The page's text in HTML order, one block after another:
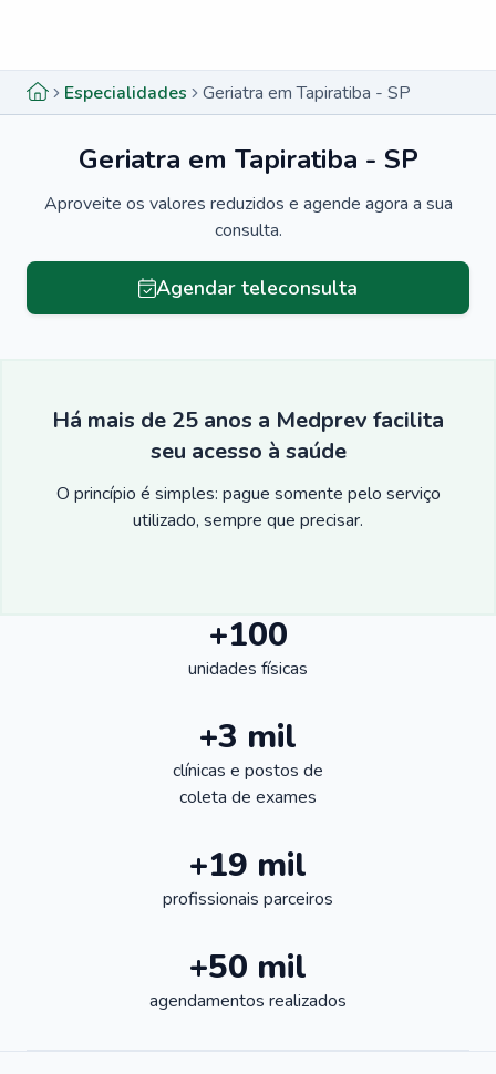
Especialidades Geriatra em Tapiratiba - SP
Geriatra em Tapiratiba - SP
Aproveite os valores reduzidos e agende agora a sua
consulta.
Agendar teleconsulta
Há mais de 25 anos a Medprev facilita
seu acesso à saúde
O princípio é simples: pague somente pelo serviço
utilizado, sempre que precisar.
+100
unidades físicas
+3 mil
clínicas e postos de
coleta de exames
+19 mil
profissionais parceiros
+50 mil
agendamentos realizados